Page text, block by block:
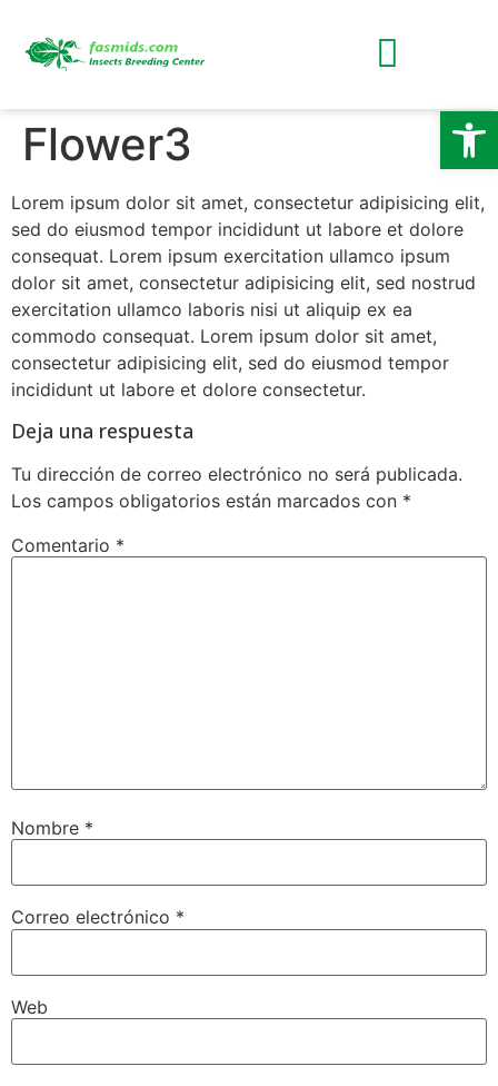
Abrir
Flower3
Lorem ipsum dolor sit amet, consectetur adipisicing elit,
sed do eiusmod tempor incididunt ut labore et dolore
consequat. Lorem ipsum exercitation ullamco ipsum
dolor sit amet, consectetur adipisicing elit, sed nostrud
exercitation ullamco laboris nisi ut aliquip ex ea
commodo consequat. Lorem ipsum dolor sit amet,
consectetur adipisicing elit, sed do eiusmod tempor
incididunt ut labore et dolore consectetur.
Deja una respuesta
Tu dirección de correo electrónico no será publicada.
Los campos obligatorios están marcados con *
Comentario *
Nombre *
Correo electrónico *
Web